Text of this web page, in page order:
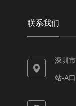
联系我们
深圳
站-A口